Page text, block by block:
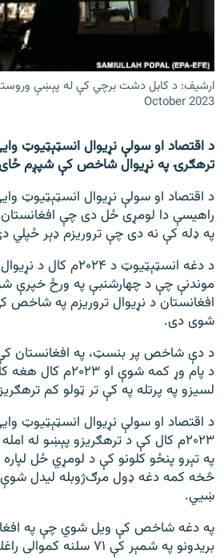
دري پاڼه
Azadi English
د ازادې اروپا/ ازادي راډيو ټولې پاڼې
October 2023
د اقتصاد او سولې نړيوال انسټېټيوټ
ترهګرۍ په نړيوال شاخص کې شپږم
راهیسې دا لومړی ځل دی چې
په ډله کې نه دی چې تروریزم ډېر ځپلي
د دغه انسټېټيوټ د
موندنې چې د چهارشنبې په ورځ خپرې
افغانستان د نړیوال تروریزم په
شوی دی.
د دې شاخص پر بنسټ، په افغانستان
د پام وړ کمه شوې او
لسیزو په پرتله په کې تر ټولو کم
د اقتصاد او سولې نړیوال انسټېټيوټ
ښيي.
په دغه شاخص کې ویل شوي چې په
بریدونو په شمېر کې ۷۱ سلنه کموالی راغلی دی.